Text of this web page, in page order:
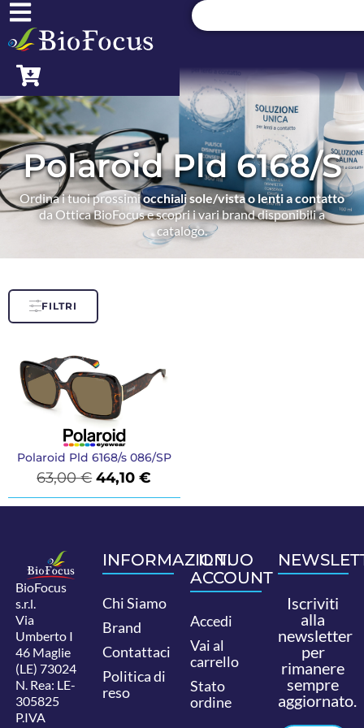
Polaroid Pld 6168/S
Ordina i tuoi prossimiocchiali sole/vista o lenti a contatto
da Ottica BioFocus e scopri i vari brand disponibili a
catalogo.
FILTRI
Polaroid Pld 6168/s 086/SP
63,00€ 44,10€
BioFocus
s.r.l.
Via
Umberto I
46 Maglie
(LE) 73024
N. Rea: LE-
305825
P.IVA
INFORMAZIONI
Chi Siamo
Brand
Contattaci
Politica di
reso
IL TUO
ACCOUNT
Accedi
Vai al
carrello
Stato
ordine
Iscriviti
alla
newsletter
per
rimanere
sempre
aggiornato.